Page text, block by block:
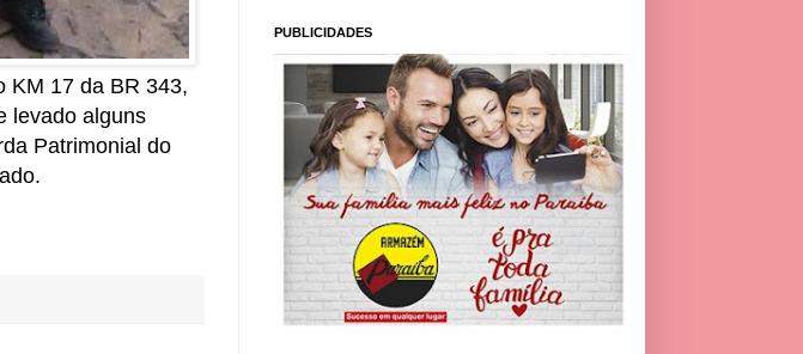
KM 17 da BR 343,
levado alguns
Patrimonial do
PUBLICIDADES